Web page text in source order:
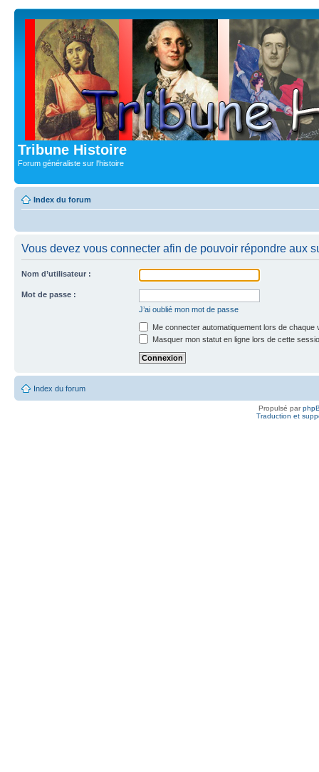
Tribune Histoire
Forum généraliste sur l'histoire
Index du forum
Vous devez vous connecter afin de pouvoir répondre aux
Nom d’utilisateur :
Mot de passe :
J’ai oublié mon mot de passe
Me connecter automatiquement lors de chaque
Masquer mon statut en ligne lors de cette
Index du forum
Propulsé par
Traduction et